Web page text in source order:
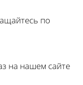
по
на нашем сайте